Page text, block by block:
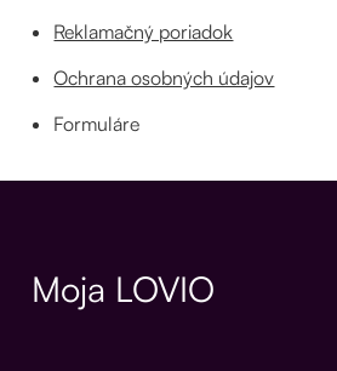
Reklamačný poriadok
Ochrana osobných údajov
Formuláre
Moja LOVIO